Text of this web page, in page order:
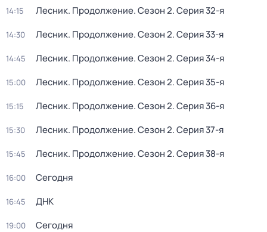
14:15 Лесник. Продолжение. Сезон 2. Серия 32-я
14:30 Лесник. Продолжение. Сезон 2. Серия 33-я
14:45 Лесник. Продолжение. Сезон 2. Серия 34-я
15:00 Лесник. Продолжение. Сезон 2. Серия 35-я
15:15 Лесник. Продолжение. Сезон 2. Серия 36-я
15:30 Лесник. Продолжение. Сезон 2. Серия 37-я
15:45 Лесник. Продолжение. Сезон 2. Серия 38-я
16:00 Сегодня
16:45 ДНК
19:00 Сегодня